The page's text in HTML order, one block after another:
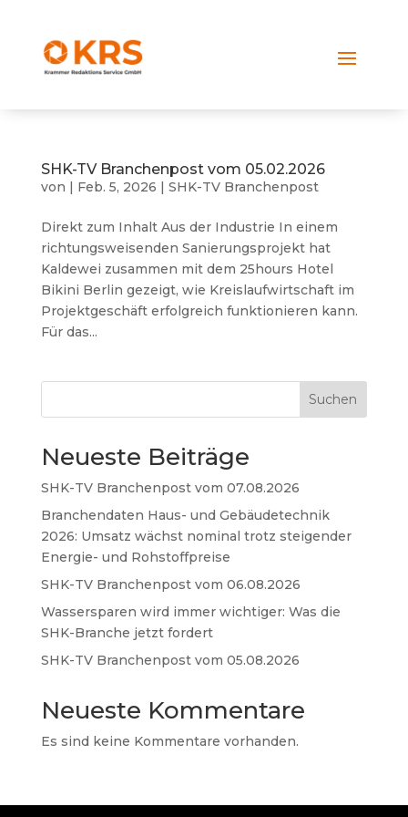
SHK-TV Branchenpost vom 05.02.2026
von | Feb. 5, 2026 | SHK-TV Branchenpost
Direkt zum Inhalt Aus der Industrie In einem
richtungsweisenden Sanierungsprojekt hat
Kaldewei zusammen mit dem 25hours Hotel
Bikini Berlin gezeigt, wie Kreislaufwirtschaft im
Projektgeschäft erfolgreich funktionieren kann.
Für das...
Suchen
Neueste Beiträge
SHK-TV Branchenpost vom 07.08.2026
Branchendaten Haus- und Gebäudetechnik
2026: Umsatz wächst nominal trotz steigender
Energie- und Rohstoffpreise
SHK-TV Branchenpost vom 06.08.2026
Wassersparen wird immer wichtiger: Was die
SHK-Branche jetzt fordert
SHK-TV Branchenpost vom 05.08.2026
Neueste Kommentare
Es sind keine Kommentare vorhanden.